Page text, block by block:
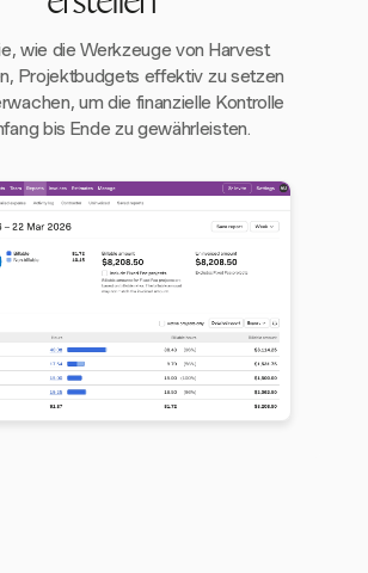
wie die Werkzeuge von Harvest
Projektbudgets effektiv zu setzen
um die finanzielle Kontrolle
bis Ende zu gewährleisten.